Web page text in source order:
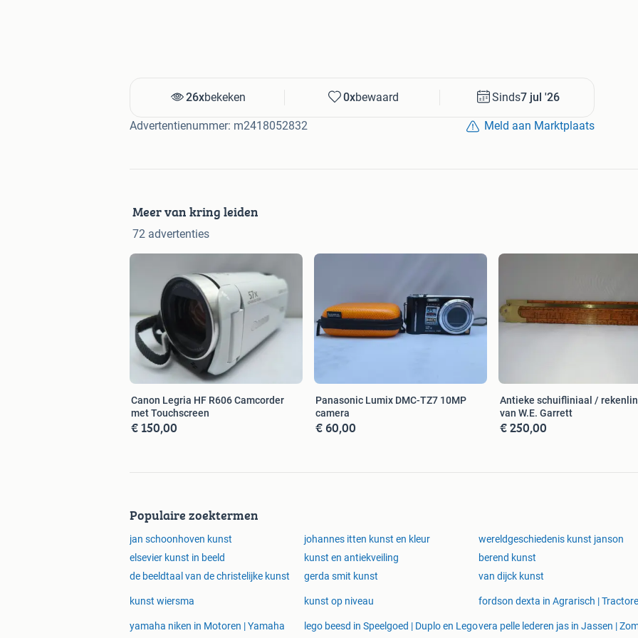
26xbekeken 0xbewaard Sinds7 jul '26
Advertentienummer: m2418052832 Meld aan Marktplaats
Meer van kring leiden
72 advertenties
Canon Legria HF R606 Camcorder
met Touchscreen
€ 150,00
Panasonic Lumix DMC-TZ7 10MP
camera
€ 60,00
Antieke schuifliniaal /
van W.E. Garrett
€ 250,00
Populaire zoektermen
jan schoonhoven kunst johannes itten kunst en kleur wereldgeschiedenis kunst janson
elsevier kunst in beeld
kunst en antiekveiling berend kunst
de beeldtaal van de christelijke kunst
gerda smit kunst van dijck kunst
kunst wiersma kunst op niveau fordson dexta in Agrarisch |
yamaha niken in Motoren | Yamaha
lego beesd in Speelgoed | Duplo en Legovera pelle lederen jas in Jassen |